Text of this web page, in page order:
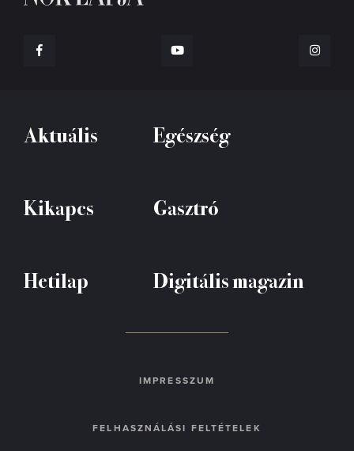
Aktuális Egészség
Kikapcs Gasztró
Hetilap Digitális magazin
IMPRESSZUM
FELHASZNÁLÁSI FELTÉTELEK